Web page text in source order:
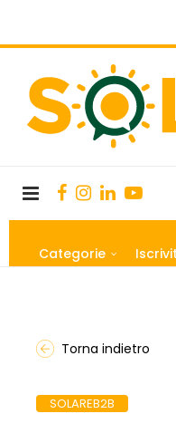
Categorie
Torna indietro
SOLAREB2B